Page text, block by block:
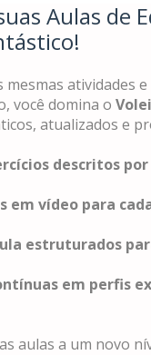
Aulas de
mesmas atividades
você domina o
atualizados e
descritos
em vídeo para
estruturados
em perfis
aulas a um novo